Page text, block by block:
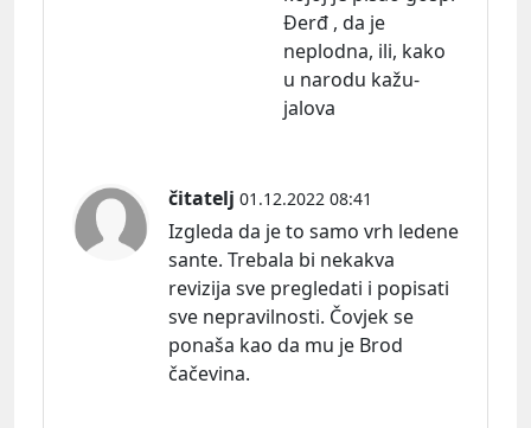
Đerđ , da je
neplodna, ili, kako
u narodu kažu-
jalova
čitatelj 01.12.2022 08:41
Izgleda da je to samo vrh ledene
sante. Trebala bi nekakva
revizija sve pregledati i popisati
sve nepravilnosti. Čovjek se
ponaša kao da mu je Brod
čačevina.